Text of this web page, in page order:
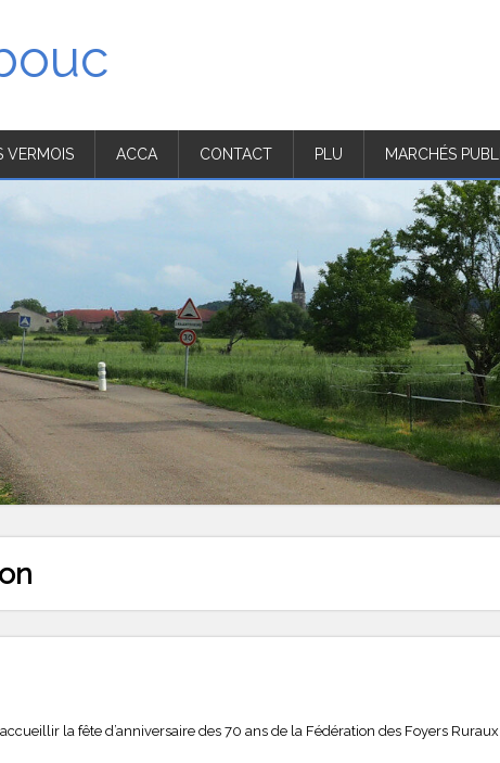
VERMOIS ACCA CONTACT PLU MARCHÉS
la fête d’anniversaire des 70 ans de la Fédération des Foyers